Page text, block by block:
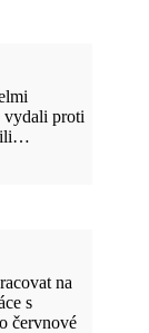
vydali proti
na
s
červnové